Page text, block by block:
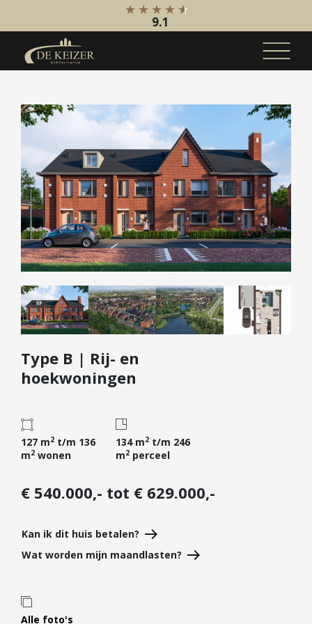
Koopaanbod
Bestaande bouw
Internationaal
Nieuwbouw
Bedrijfsaanbod
Huuraanbod
Bestaande bouw
Internationaal
Nieuwbouw
Bedrijfsaanbod
Diensten
Kopen
Verkopen
Verhuren
Taxeren
Nieuwbouw
Particulieren
Hypotheekadvies
Hypotheek oversluiten
9.1
Type B | Rij- en
hoekwoningen
127 m2 t/m 136
m2 wonen
134 m2t/m 246
m2perceel
€ 540.000,- tot € 629.000,-
Kan ik dit huis betalen?
Wat worden mijn maandlasten?
Alle foto's